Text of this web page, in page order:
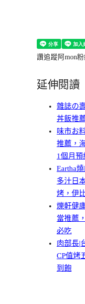
讚追蹤阿mon粉
延伸閱讀
雜誌の
丼飯推
味市お
推薦，
1個月預
Eartha
多汁日
烤，伊
爍軒健
當推薦
必吃
肉部長|
CP值烤
到飽